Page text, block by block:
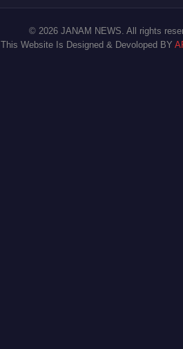
© 2026 JANAM NEWS. All rights
This Website Is Designed & Devoloped BY